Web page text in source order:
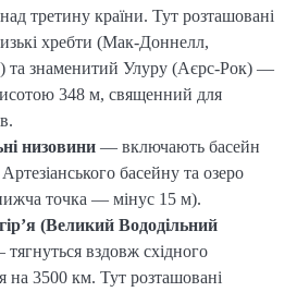
третину країни. Тут розташовані
хребти (Мак-Доннелл,
та знаменитий Улуру (Аєрс-Рок) —
348 м, священний для
низовини — включають басейн
басейну та озеро
точка — мінус 15 м).
(Великий Вододільний
вздовж східного
на 3500 км. Тут розташовані